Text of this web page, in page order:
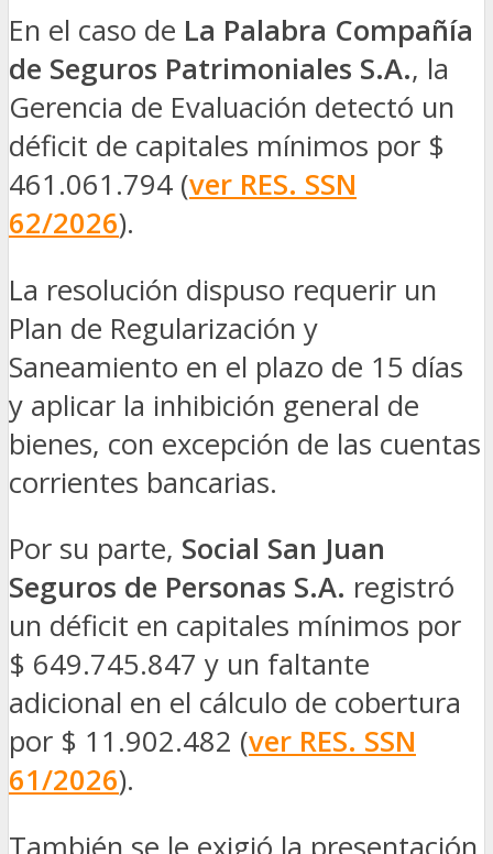
En el caso de La Palabra Compañía
de Seguros Patrimoniales S.A., la
Gerencia de Evaluación detectó un
déficit de capitales mínimos por $
461.061.794 (ver RES. SSN
62/2026).
La resolución dispuso requerir un
Plan de Regularización y
Saneamiento en el plazo de 15 días
y aplicar la inhibición general de
bienes, con excepción de las cuentas
corrientes bancarias.
Por su parte, Social San Juan
Seguros de Personas S.A. registró
un déficit en capitales mínimos por
$ 649.745.847 y un faltante
adicional en el cálculo de cobertura
por $ 11.902.482 (ver RES. SSN
61/2026).